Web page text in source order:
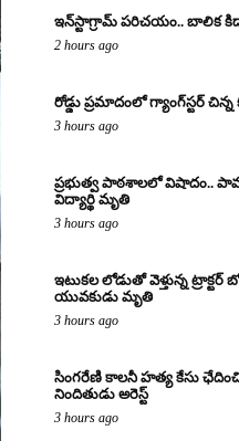
ఇన్‌స్టాగ్రామ్ పరిచయం.. బాలిక
2 hours ago
రోడ్డు ప్రమాదంలో గ్యాంగ్‌స్టర్
3 hours ago
ప్రభుత్వ పాఠశాలలో విషాదం..
విద్యార్థి మృతి
3 hours ago
ఇటుకల లోడుతో వెళ్తున్న ట్రాక్టర్
యువకుడు మృతి
3 hours ago
సింగరేణి కాలనీ హత్య కేసు
నిందితుడు అరెస్ట్
3 hours ago